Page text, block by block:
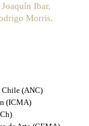
Ibar,
Morris.
Chile (ANC)
(ICMA)